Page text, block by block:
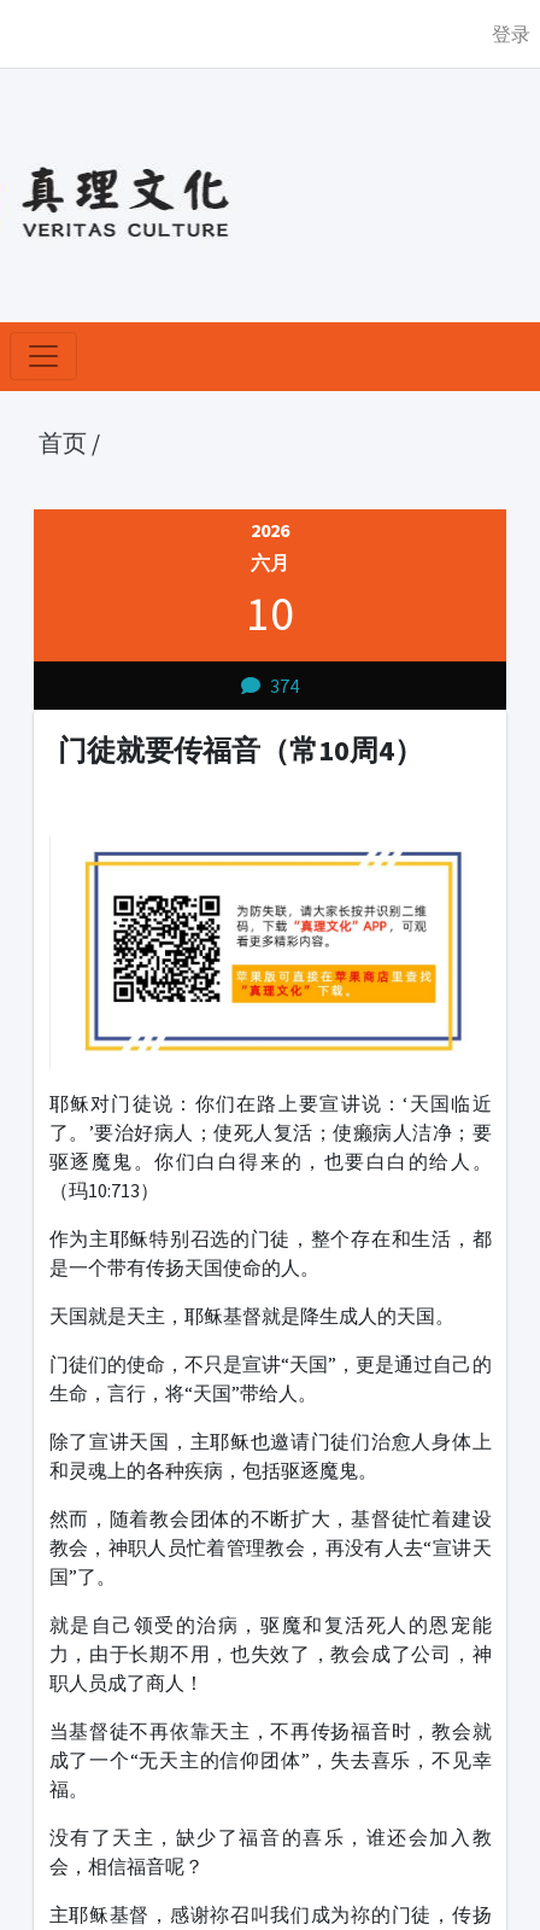
登录
首页 /
2026
六月
10
374
门徒就要传福音（常10周4）
耶稣对门徒说：你们在路上要宣讲说：‘天国临近
了。’要治好病人；使死人复活；使癞病人洁净；要
驱逐魔鬼。你们白白得来的，也要白白的给人。
（玛10:713）
作为主耶稣特别召选的门徒，整个存在和生活，都
是一个带有传扬天国使命的人。
天国就是天主，耶稣基督就是降生成人的天国。
门徒们的使命，不只是宣讲“天国”，更是通过自己的
生命，言行，将“天国”带给人。
除了宣讲天国，主耶稣也邀请门徒们治愈人身体上
和灵魂上的各种疾病，包括驱逐魔鬼。
然而，随着教会团体的不断扩大，基督徒忙着建设
教会，神职人员忙着管理教会，再没有人去“宣讲天
国”了。
就是自己领受的治病，驱魔和复活死人的恩宠能
力，由于长期不用，也失效了，教会成了公司，神
职人员成了商人！
当基督徒不再依靠天主，不再传扬福音时，教会就
成了一个“无天主的信仰团体”，失去喜乐，不见幸
福。
没有了天主，缺少了福音的喜乐，谁还会加入教
会，相信福音呢？
主耶稣基督，感谢祢召叫我们成为祢的门徒，传扬